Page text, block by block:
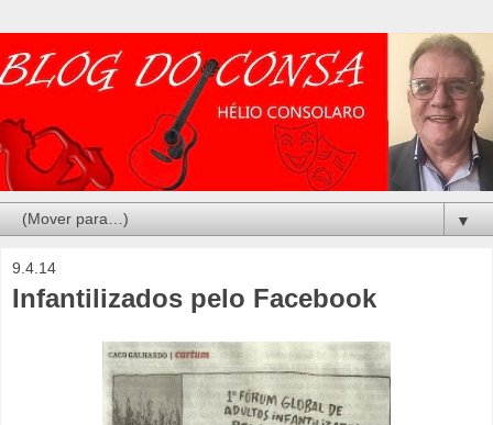
▼
9.4.14
Infantilizados pelo Facebook